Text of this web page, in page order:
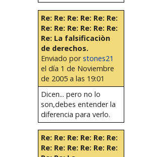
Re: Re: Re: Re: Re: Re:
Re: Re: Re: Re: Re: Re:
Re: La falsificaciòn
de derechos.
Enviado porstones21
el día 1 de Noviembre
de 2005 a las 19:01
Dicen... pero no lo
son,debes entender la
diferencia para verlo.
Re: Re: Re: Re: Re: Re:
Re: Re: Re: Re: Re: Re: